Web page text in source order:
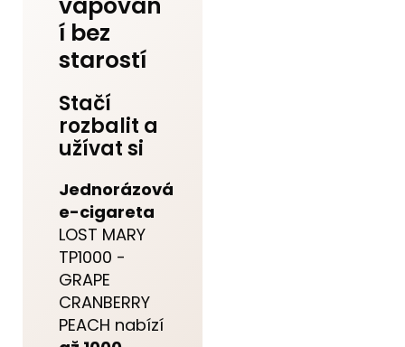
í bez
starostí
Stačí
rozbalit a
užívat si
Jednorázová
e-cigareta
LOST MARY
TP1000 -
GRAPE
CRANBERRY
PEACH nabízí